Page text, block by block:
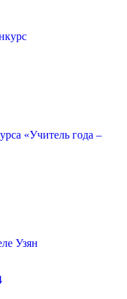
«Учитель года –
Узян